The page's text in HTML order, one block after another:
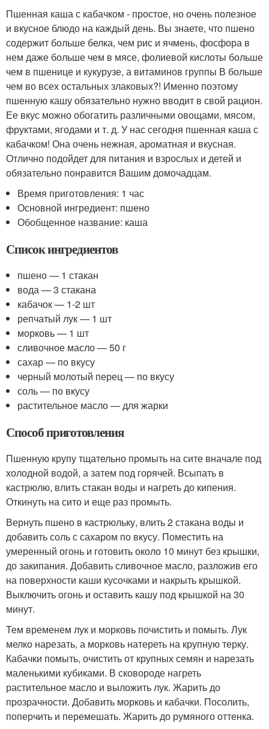
Пшенная каша с кабачком - простое, но очень полезное
и вкусное блюдо на каждый день. Вы знаете, что пшено
содержит больше белка, чем рис и ячмень, фосфора в
нем даже больше чем в мясе, фолиевой кислоты больше
чем в пшенице и кукурузе, а витаминов группы В больше
чем во всех остальных злаковых?! Именно поэтому
пшенную кашу обязательно нужно вводит в свой рацион.
Ее вкус можно обогатить различными овощами, мясом,
фруктами, ягодами и т. д. У нас сегодня пшенная каша с
кабачком! Она очень нежная, ароматная и вкусная.
Отлично подойдет для питания и взрослых и детей и
обязательно понравится Вашим домочадцам.
Время приготовления: 1 час
Основной ингредиент: пшено
Обобщенное название: каша
Список ингредиентов
пшено — 1 стакан
вода — 3 стакана
кабачок — 1-2 шт
репчатый лук — 1 шт
морковь — 1 шт
сливочное масло — 50 г
сахар — по вкусу
черный молотый перец — по вкусу
соль — по вкусу
растительное масло — для жарки
Способ приготовления
Пшенную крупу тщательно промыть на сите вначале под
холодной водой, а затем под горячей. Всыпать в
кастрюлю, влить стакан воды и нагреть до кипения.
Откинуть на сито и еще раз промыть.
Вернуть пшено в кастрюльку, влить 2 стакана воды и
добавить соль с сахаром по вкусу. Поместить на
умеренный огонь и готовить около 10 минут без крышки,
до закипания. Добавить сливочное масло, разложив его
на поверхности каши кусочками и накрыть крышкой.
Выключить огонь и оставить кашу под крышкой на 30
минут.
Тем временем лук и морковь почистить и помыть. Лук
мелко нарезать, а морковь натереть на крупную терку.
Кабачки помыть, очистить от крупных семян и нарезать
маленькими кубиками. В сковороде нагреть
растительное масло и выложить лук. Жарить до
прозрачности. Добавить морковь и кабачки. Посолить,
поперчить и перемешать. Жарить до румяного оттенка.